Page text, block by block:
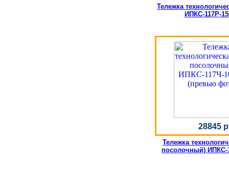
Тележка
ИПКС-117Р-
28845
Тележка
посолочный) ИПКС-